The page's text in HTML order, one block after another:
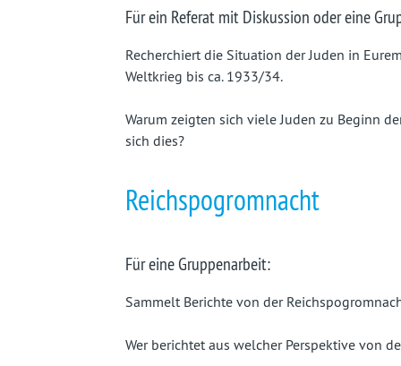
Für ein Referat mit Diskussion oder eine
Recherchiert die Situation der Juden in
Weltkrieg bis ca. 1933/34.
Warum zeigten sich viele Juden zu Beginn
sich dies?
Reichspogromnacht
Für eine Gruppenarbeit:
Sammelt Berichte von der
Wer berichtet aus welcher Perspektive von